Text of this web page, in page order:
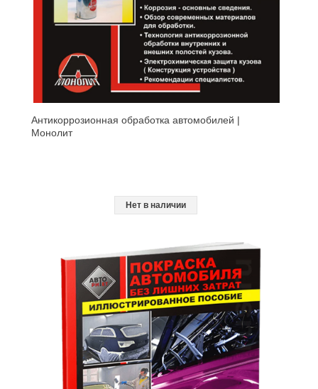
Антикоррозионная обработка автомобилей |
Монолит
Нет в наличии